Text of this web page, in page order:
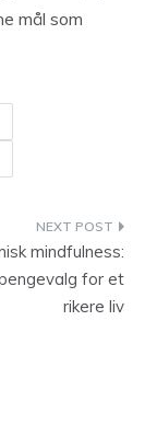
mål som
mindfulness:
for et
rikere liv